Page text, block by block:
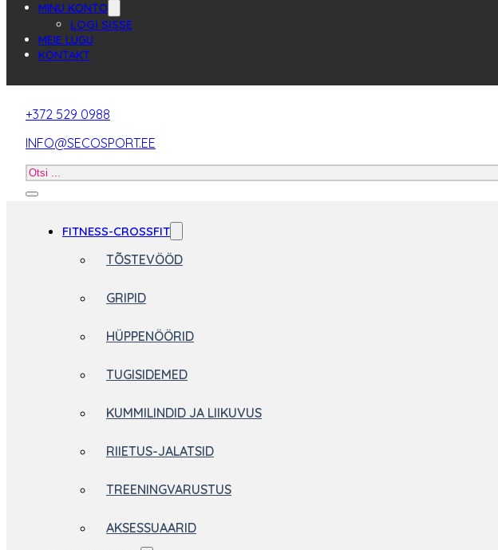
MINU KONTO
LOGI SISSE
MEIE LUGU
KONTAKT
+372 529 0988
INFO@SECOSPORT.EE
Otsi
FITNESS-CROSSFIT
TÕSTEVÖÖD
GRIPID
HÜPPENÖÖRID
TUGISIDEMED
KUMMILINDID JA LIIKUVUS
RIIETUS-JALATSID
TREENINGVARUSTUS
AKSESSUAARID